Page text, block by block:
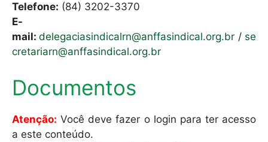
Telefone: (84) 3202-3370
E-
mail:delegaciasindicalrn@anffasindical.org.br / se
cretariarn@anffasindical.org.br
Documentos
Atenção: Você deve fazer o login para ter acesso
a este conteúdo.